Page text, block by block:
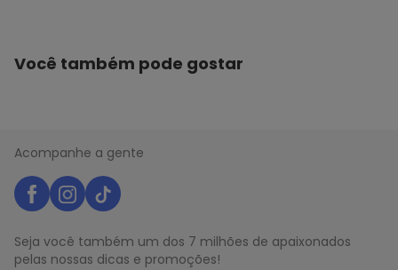
Você também pode gostar
Acompanhe a gente
Seja você também um dos 7 milhões de apaixonados
pelas nossas dicas e promoções!